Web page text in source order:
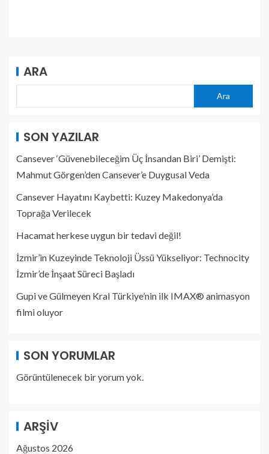
ARA
Ara
SON YAZILAR
Cansever ‘Güvenebileceğim Üç İnsandan Biri’ Demişti:
Mahmut Görgen’den Cansever’e Duygusal Veda
Cansever Hayatını Kaybetti: Kuzey Makedonya’da
Toprağa Verilecek
Hacamat herkese uygun bir tedavi değil!
İzmir’in Kuzeyinde Teknoloji Üssü Yükseliyor: Technocity
İzmir’de İnşaat Süreci Başladı
Gupi ve Gülmeyen Kral Türkiye’nin ilk IMAX® animasyon
filmi oluyor
SON YORUMLAR
Görüntülenecek bir yorum yok.
ARŞIV
Ağustos 2026